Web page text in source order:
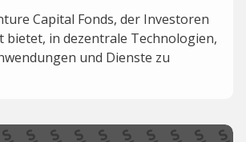
Capital Fonds, der Investoren
bietet, in dezentrale Technologien,
und Dienste zu